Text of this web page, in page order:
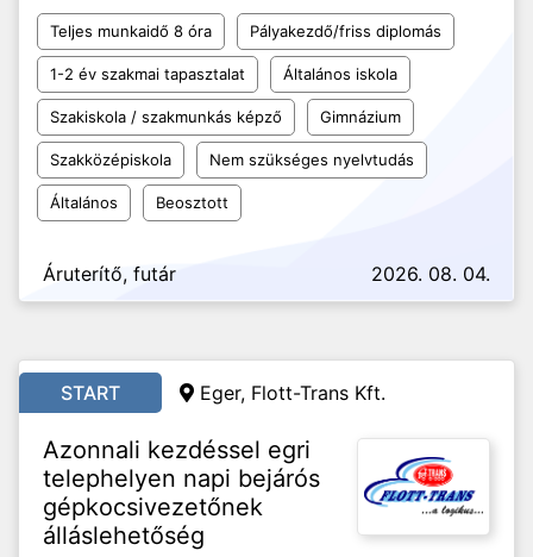
Teljes munkaidő 8 óra Pályakezdő/friss diplomás
1-2 év szakmai tapasztalat Általános iskola
Szakiskola / szakmunkás képző Gimnázium
Szakközépiskola Nem szükséges nyelvtudás
Általános Beosztott
Áruterítő, futár 2026. 08. 04.
START Eger, Flott-Trans Kft.
Azonnali kezdéssel egri
telephelyen napi bejárós
gépkocsivezetőnek
álláslehetőség